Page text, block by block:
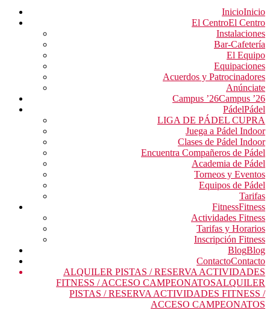
InicioInicio
El CentroEl Centro
Instalaciones
Bar-Cafetería
El Equipo
Equipaciones
Acuerdos y Patrocinadores
Anúnciate
Campus ’26Campus ’26
PádelPádel
LIGA DE PÁDEL CUPRA
Juega a Pádel Indoor
Clases de Pádel Indoor
Encuentra Compañeros de Pádel
Academia de Pádel
Torneos y Eventos
Equipos de Pádel
Tarifas
FitnessFitness
Actividades Fitness
Tarifas y Horarios
Inscripción Fitness
BlogBlog
ContactoContacto
ALQUILER PISTAS / RESERVA ACTIVIDADES
FITNESS / ACCESO CAMPEONATOSALQUILER
PISTAS / RESERVA ACTIVIDADES FITNESS /
ACCESO CAMPEONATOS